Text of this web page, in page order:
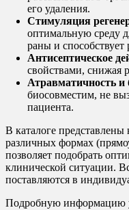
его удаления.
Стимуляция
оптимальную среду
раны и способствует
Антисептическое
свойствами, снижая
Атравматичность и
биосовместим, не
пациента.
В каталоге представлены
различных формах
позволяет подобрать
клинической ситуации.
поставляются в
Подробную информацию